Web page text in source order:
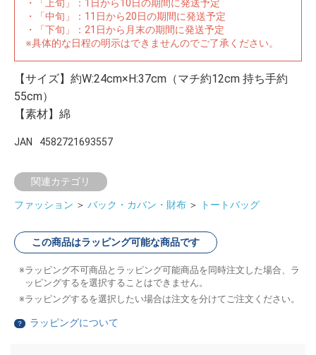
・「上旬」：1日から10日の期間に発送予定
・「中旬」：11日から20日の期間に発送予定
・「下旬」：21日から月末の期間に発送予定
※具体的な日程の明示はできませんのでご了承ください。
【サイズ】約W:24cm×H:37cm（マチ約12cm 持ち手約
55cm）
【素材】綿
JAN 4582721693557
関連カテゴリ
ファッション ＞ バック・カバン・財布 ＞ トートバッグ
この商品はラッピング可能な商品です
ラッピング不可商品とラッピング可能商品を同時注文した場合、ラ
ッピングするを選択することはできません。
ラッピングするを選択したい場合は注文を分けてご注文ください。
？ ラッピングについて